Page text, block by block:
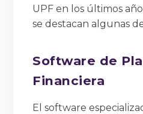
UPF en los últimos
se destacan algunas
Software de
Financiera
El software